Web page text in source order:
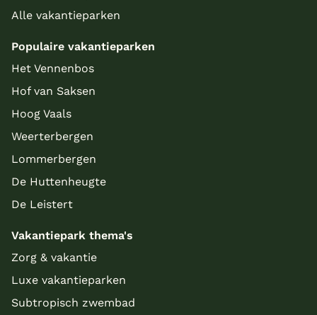
Alle vakantieparken
Populaire vakantieparken
Het Vennenbos
Hof van Saksen
Hoog Vaals
Weerterbergen
Lommerbergen
De Huttenheugte
De Leistert
Vakantiepark thema's
Zorg & vakantie
Luxe vakantieparken
Subtropisch zwembad